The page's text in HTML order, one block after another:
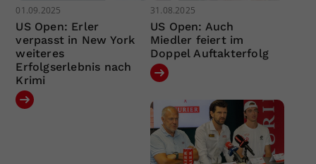
01.09.2025
US Open: Erler
verpasst in New York
weiteres
Erfolgserlebnis nach
Krimi
31.08.2025
US Open: Auch
Miedler feiert im
Doppel Auftakterfolg